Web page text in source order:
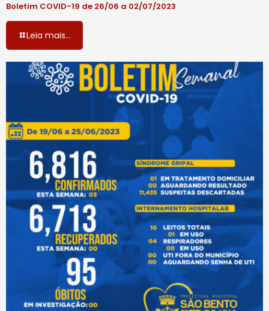
Boletim COVID-19 de 26/06 a 02/07/2023
Leia mais...